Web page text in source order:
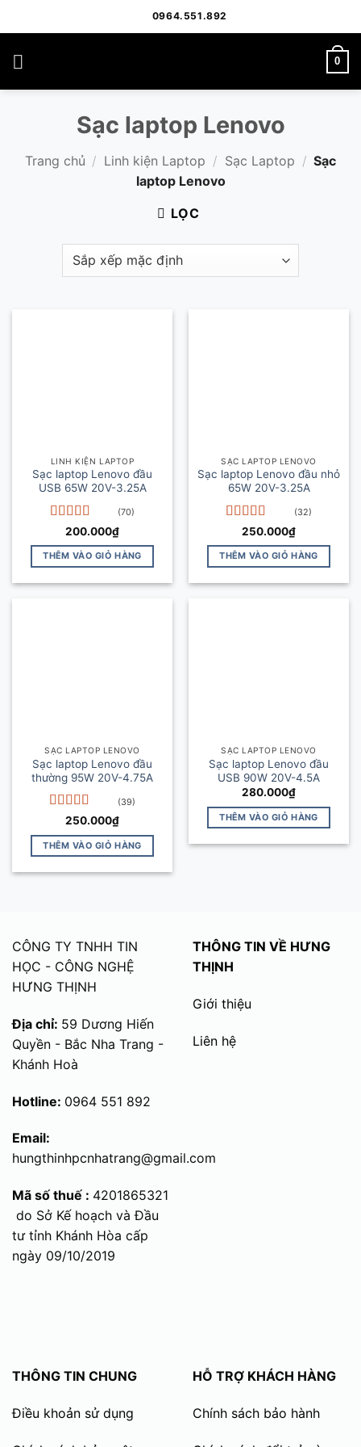
qua
dung
0964.551.892
0
Sạc laptop Lenovo
Trang chủ / Linh kiện Laptop / Sạc Laptop / Sạc
laptop Lenovo
LỌC
LINH KIỆN LAPTOP
Sạc laptop Lenovo đầu
USB 65W 20V-3.25A
Được xếp
hạng55 sao
(70)
200.000₫
THÊM VÀO GIỎ HÀNG
SẠC LAPTOP LENOVO
Sạc laptop Lenovo đầu nhỏ
65W 20V-3.25A
Được xếp
hạng55 sao
(32)
250.000₫
THÊM VÀO GIỎ HÀNG
SẠC LAPTOP LENOVO
Sạc laptop Lenovo đầu
thường 95W 20V-4.75A
Được xếp
hạng55 sao
(39)
250.000₫
THÊM VÀO GIỎ HÀNG
SẠC LAPTOP LENOVO
Sạc laptop Lenovo đầu
USB 90W 20V-4.5A
280.000₫
THÊM VÀO GIỎ HÀNG
CÔNG TY TNHH TIN
HỌC - CÔNG NGHỆ
HƯNG THỊNH
Địa chỉ: 59 Dương Hiến
Quyền - Bắc Nha Trang -
Khánh Hoà
Hotline: 0964 551 892
Email:
hungthinhpcnhatrang@gmail.com
Mã số thuế : 4201865321
do Sở Kế hoạch và Đầu
tư tỉnh Khánh Hòa cấp
ngày 09/10/2019
THÔNG TIN VỀ HƯNG
THỊNH
Giới thiệu
Liên hệ
THÔNG TIN CHUNG
Điều khoản sử dụng
HỖ TRỢ KHÁCH HÀNG
Chính sách bảo hành